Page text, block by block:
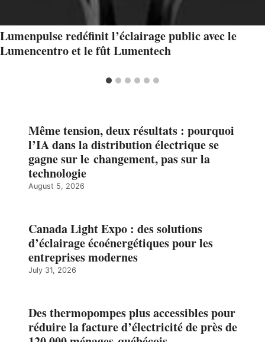
Lumenpulse redéfinit l’éclairage public avec le
Lumencentro et le fût Lumentech
Même tension, deux résultats : pourquoi
l’IA dans la distribution électrique se
gagne sur le changement, pas sur la
technologie
August 5, 2026
Canada Light Expo : des solutions
d’éclairage écoénergétiques pour les
entreprises modernes
July 31, 2026
Des thermopompes plus accessibles pour
réduire la facture d’électricité de près de